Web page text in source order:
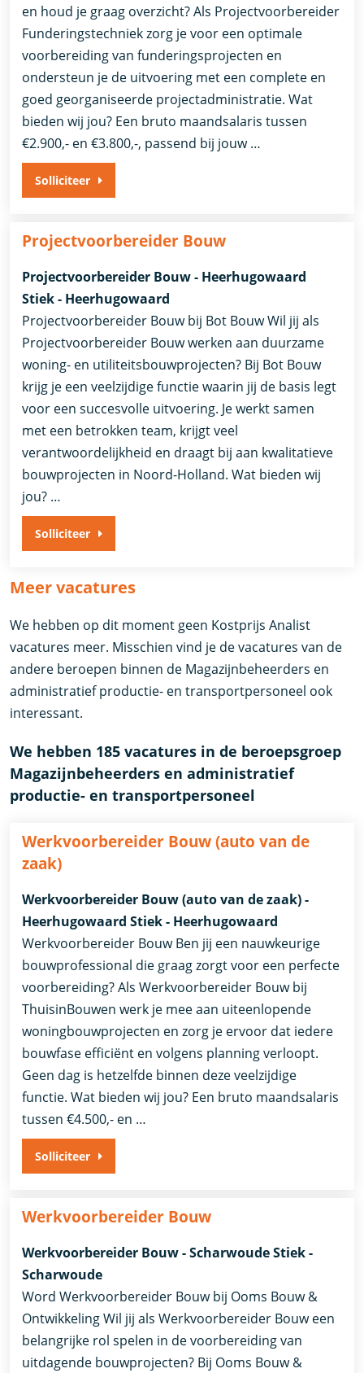
en houd je graag overzicht? Als Projectvoorbereider
Funderingstechniek zorg je voor een optimale
voorbereiding van funderingsprojecten en
ondersteun je de uitvoering met een complete en
goed georganiseerde projectadministratie. Wat
bieden wij jou? Een bruto maandsalaris tussen
€2.900,- en €3.800,-, passend bij jouw …
Solliciteer
Projectvoorbereider Bouw
Projectvoorbereider Bouw - Heerhugowaard
Stiek - Heerhugowaard
Projectvoorbereider Bouw bij Bot Bouw Wil jij als
Projectvoorbereider Bouw werken aan duurzame
woning- en utiliteitsbouwprojecten? Bij Bot Bouw
krijg je een veelzijdige functie waarin jij de basis legt
voor een succesvolle uitvoering. Je werkt samen
met een betrokken team, krijgt veel
verantwoordelijkheid en draagt bij aan kwalitatieve
bouwprojecten in Noord-Holland. Wat bieden wij
jou? …
Solliciteer
Meer vacatures
We hebben op dit moment geen Kostprijs Analist
vacatures meer. Misschien vind je de vacatures van de
andere beroepen binnen de Magazijnbeheerders en
administratief productie- en transportpersoneel ook
interessant.
We hebben 185 vacatures in de beroepsgroep
Magazijnbeheerders en administratief
productie- en transportpersoneel
Werkvoorbereider Bouw (auto van de
zaak)
Werkvoorbereider Bouw (auto van de zaak) -
Heerhugowaard Stiek - Heerhugowaard
Werkvoorbereider Bouw Ben jij een nauwkeurige
bouwprofessional die graag zorgt voor een perfecte
voorbereiding? Als Werkvoorbereider Bouw bij
ThuisinBouwen werk je mee aan uiteenlopende
woningbouwprojecten en zorg je ervoor dat iedere
bouwfase efficiënt en volgens planning verloopt.
Geen dag is hetzelfde binnen deze veelzijdige
functie. Wat bieden wij jou? Een bruto maandsalaris
tussen €4.500,- en …
Solliciteer
Werkvoorbereider Bouw
Werkvoorbereider Bouw - Scharwoude Stiek -
Scharwoude
Word Werkvoorbereider Bouw bij Ooms Bouw &
Ontwikkeling Wil jij als Werkvoorbereider Bouw een
belangrijke rol spelen in de voorbereiding van
uitdagende bouwprojecten? Bij Ooms Bouw &